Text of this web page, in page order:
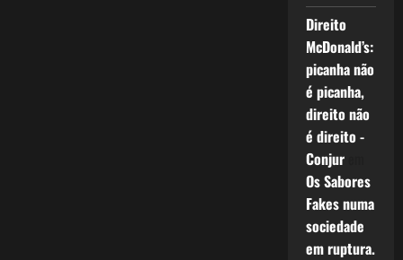
Direito
McDonald’s:
picanha não
é picanha,
direito não
é direito -
Conjurem
Os Sabores
Fakes numa
sociedade
em ruptura.